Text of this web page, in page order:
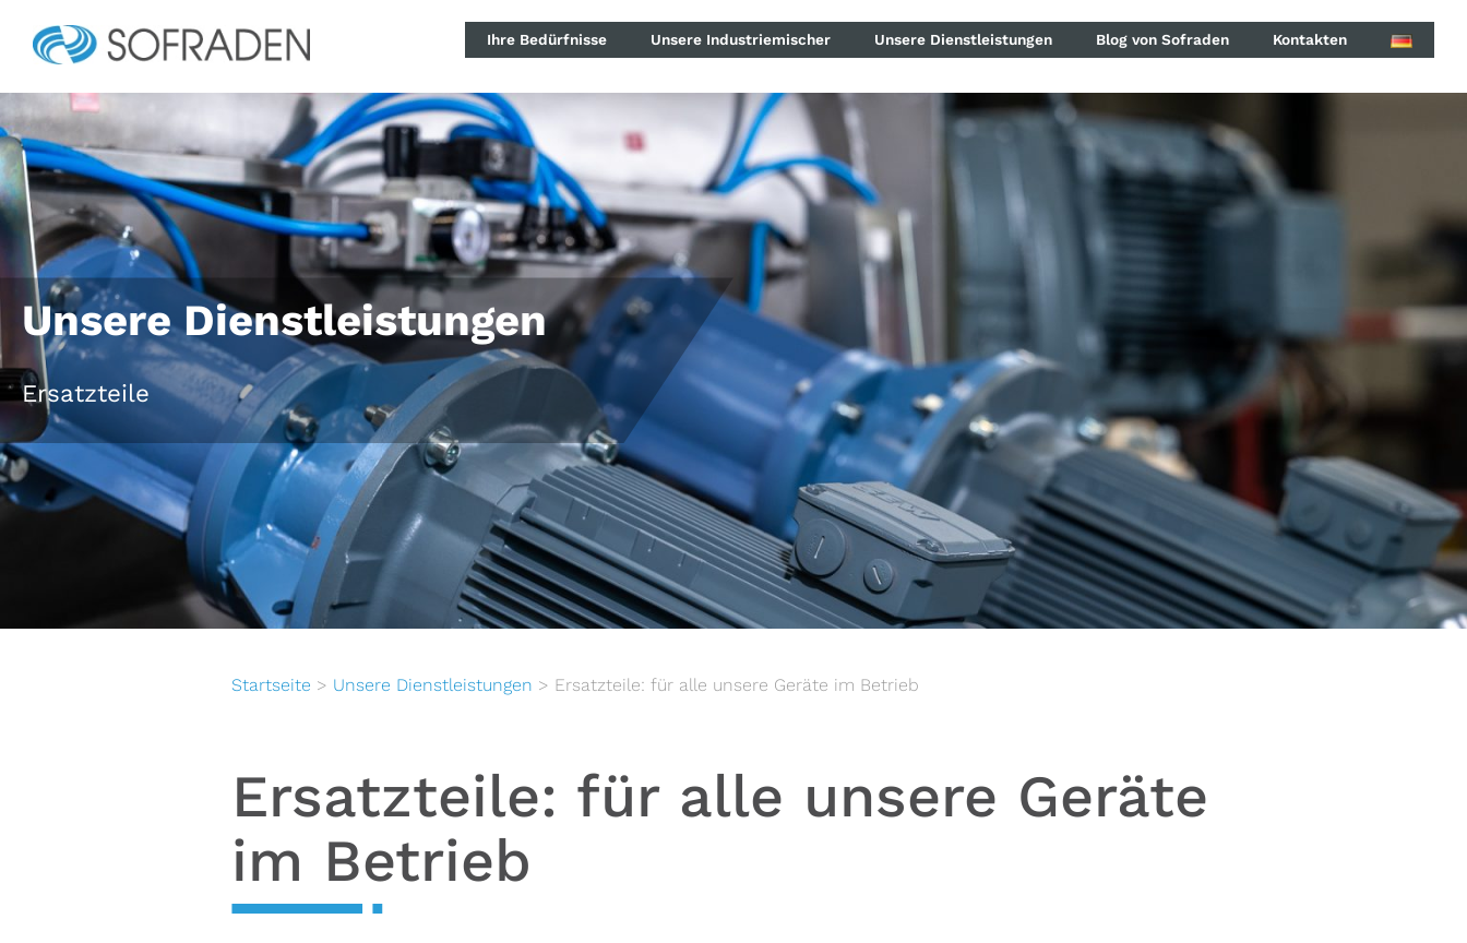
Ihre Bedürfnisse Unsere Industriemischer Unsere Dienstleistungen Blog von Sofraden Kontakten
Unsere Dienstleistungen
Ersatzteile
Startseite > Unsere Dienstleistungen > Ersatzteile: für alle unsere Geräte im Betrieb
Ersatzteile: für alle unsere Geräte
im Betrieb